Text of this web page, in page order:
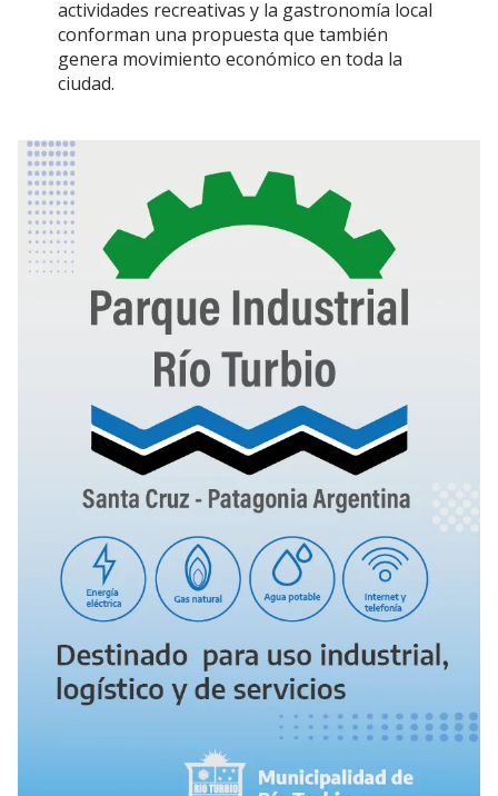
actividades recreativas y la gastronomía local
conforman una propuesta que también
genera movimiento económico en toda la
ciudad.